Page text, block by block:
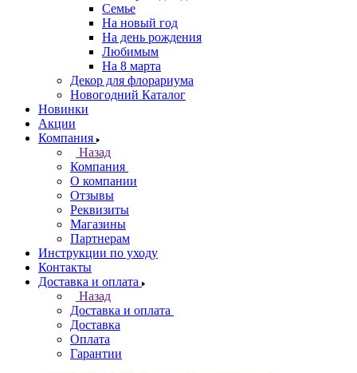
Семье
На новый год
На день рождения
Любимым
На 8 марта
Декор для флорариума
Новогодний Каталог
Новинки
Акции
Компания
Назад
Компания
О компании
Отзывы
Реквизиты
Магазины
Партнерам
Инструкции по уходу
Контакты
Доставка и оплата
Назад
Доставка и оплата
Доставка
Оплата
Гарантии